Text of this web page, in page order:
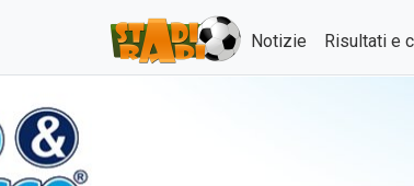
Notizie Risultati e